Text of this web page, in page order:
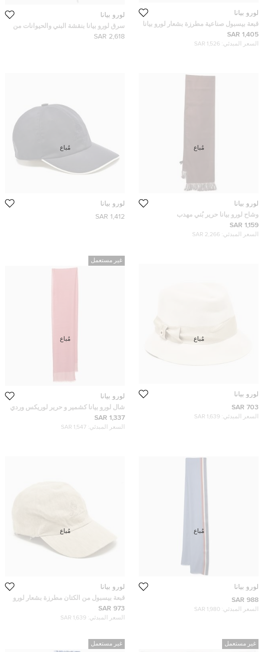
لورو بيانا
قبعة بيسبول صناعية مطرزة بشعار لورو بيانا
وردية صغيرة
1,405 SAR
السعر المبدئي: 1,526 SAR
لورو بيانا
سرق لورو بيانا بنقشة البني والحيوانات من
الكشمير والجاكار
2,618 SAR
لورو بيانا
وشاح لورو بيانا حرير بُني مهدب
1,159 SAR
السعر المبدئي: 2,266 SAR
مُباع
لورو بيانا
1,412 SAR
مُباع
لورو بيانا
703 SAR
السعر المبدئي: 1,639 SAR
مُباع
غير مستعمل
لورو بيانا
شال لورو بيانا كشمير و حرير لوريكس وردي
1,337 SAR
السعر المبدئي: 1,547 SAR
مُباع
لورو بيانا
988 SAR
السعر المبدئي: 1,980 SAR
مُباع
لورو بيانا
قبعة بيسبول من الكتان مطرزة بشعار لورو
بيانا بيج وسط
973 SAR
السعر المبدئي: 1,639 SAR
مُباع
غير مستعمل غير مستعمل